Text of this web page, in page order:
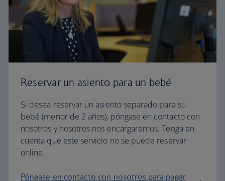
Reservar un asiento para un bebé
Si desea reservar un asiento separado para su
bebé (menor de 2 años), póngase en contacto con
nosotros y nosotros nos encargaremos. Tenga en
cuenta que este servicio no se puede reservar
online.
Póngase en contacto con nosotros para pagar